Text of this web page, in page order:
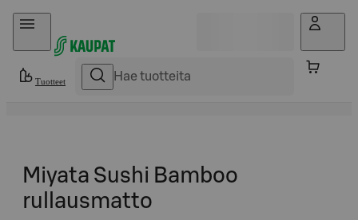
Hyppää sisältöön
Tuotteet
Miyata Sushi Bamboo
rullausmatto